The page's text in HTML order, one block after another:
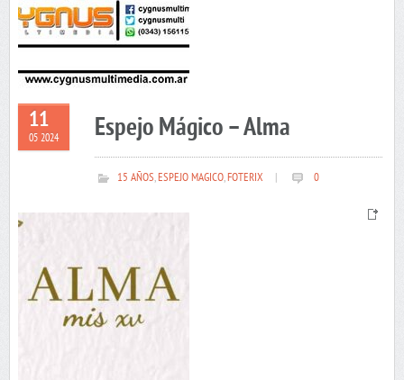
11
05 2024 Espejo Mágico – Alma
15 AÑOS,ESPEJO MAGICO,FOTERIX 0